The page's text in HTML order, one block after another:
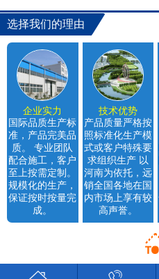
选择我们的理由
企业实力
国际品质生产标
准，产品完美品
质。 专业团队
配合施工，客户
至上按需定制。
规模化的生产，
保证按时按量完
成。
技术优势
产品质量严格按
照标准化生产模
式或客户特殊要
求组织生产 以
河南为依托，远
销全国各地在国
内市场上享有较
高声誉。